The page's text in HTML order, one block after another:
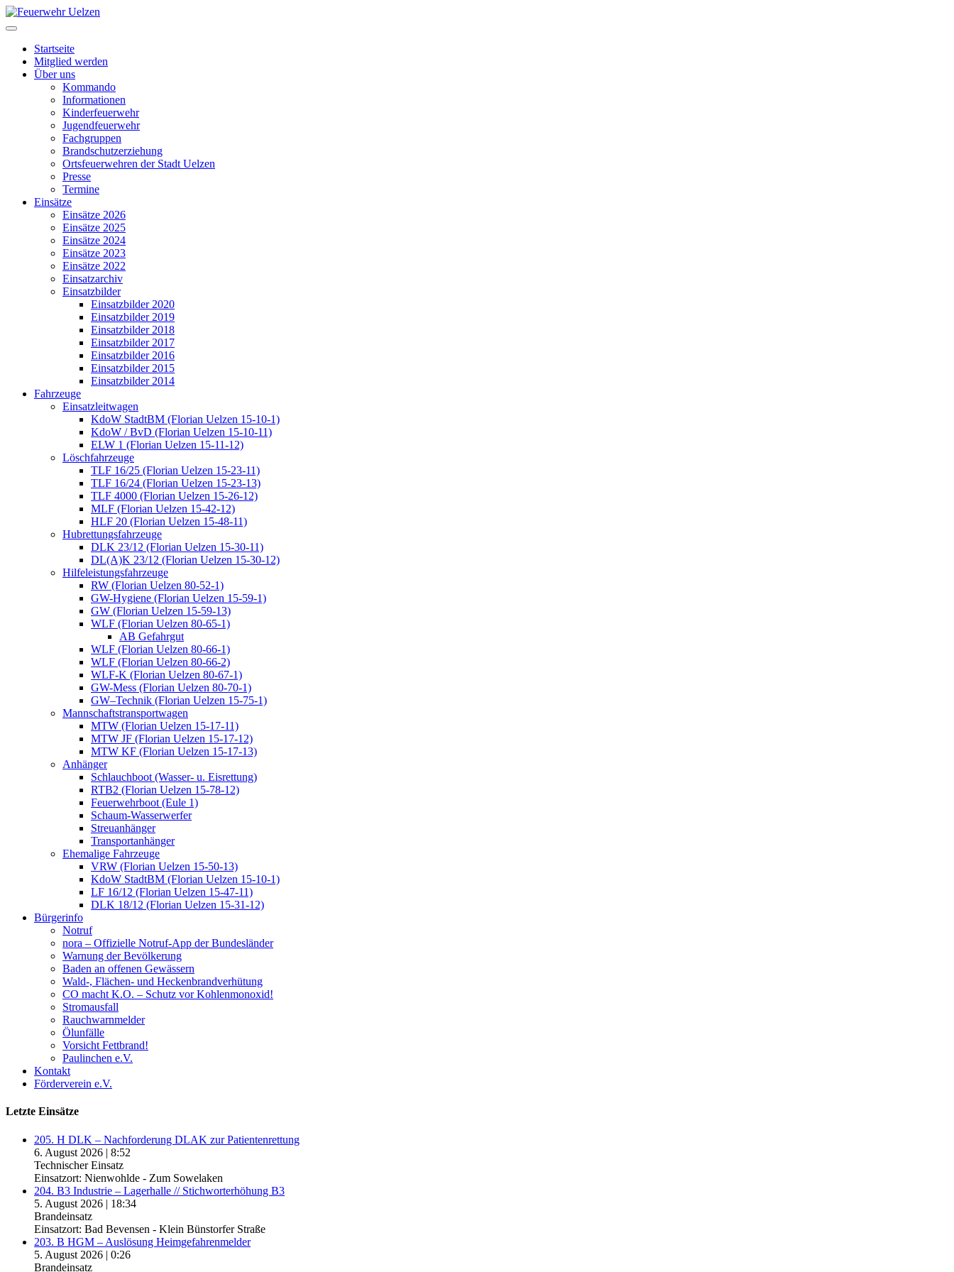
Startseite
Mitglied werden
Über uns
Kommando
Informationen
Kinderfeuerwehr
Jugendfeuerwehr
Fachgruppen
Brandschutzerziehung
Ortsfeuerwehren der Stadt Uelzen
Presse
Termine
Einsätze
Einsätze 2026
Einsätze 2025
Einsätze 2024
Einsätze 2023
Einsätze 2022
Einsatzarchiv
Einsatzbilder
Einsatzbilder 2020
Einsatzbilder 2019
Einsatzbilder 2018
Einsatzbilder 2017
Einsatzbilder 2016
Einsatzbilder 2015
Einsatzbilder 2014
Fahrzeuge
Einsatzleitwagen
KdoW StadtBM (Florian Uelzen 15-10-1)
KdoW / BvD (Florian Uelzen 15-10-11)
ELW 1 (Florian Uelzen 15-11-12)
Löschfahrzeuge
TLF 16/25 (Florian Uelzen 15-23-11)
TLF 16/24 (Florian Uelzen 15-23-13)
TLF 4000 (Florian Uelzen 15-26-12)
MLF (Florian Uelzen 15-42-12)
HLF 20 (Florian Uelzen 15-48-11)
Hubrettungsfahrzeuge
DLK 23/12 (Florian Uelzen 15-30-11)
DL(A)K 23/12 (Florian Uelzen 15-30-12)
Hilfeleistungsfahrzeuge
RW (Florian Uelzen 80-52-1)
GW-Hygiene (Florian Uelzen 15-59-1)
GW (Florian Uelzen 15-59-13)
WLF (Florian Uelzen 80-65-1)
AB Gefahrgut
WLF (Florian Uelzen 80-66-1)
WLF (Florian Uelzen 80-66-2)
WLF-K (Florian Uelzen 80-67-1)
GW-Mess (Florian Uelzen 80-70-1)
GW–Technik (Florian Uelzen 15-75-1)
Mannschaftstransportwagen
MTW (Florian Uelzen 15-17-11)
MTW JF (Florian Uelzen 15-17-12)
MTW KF (Florian Uelzen 15-17-13)
Anhänger
Schlauchboot (Wasser- u. Eisrettung)
RTB2 (Florian Uelzen 15-78-12)
Feuerwehrboot (Eule 1)
Schaum-Wasserwerfer
Streuanhänger
Transportanhänger
Ehemalige Fahrzeuge
VRW (Florian Uelzen 15-50-13)
KdoW StadtBM (Florian Uelzen 15-10-1)
LF 16/12 (Florian Uelzen 15-47-11)
DLK 18/12 (Florian Uelzen 15-31-12)
Bürgerinfo
Notruf
nora – Offizielle Notruf-App der Bundesländer
Warnung der Bevölkerung
Baden an offenen Gewässern
Wald-, Flächen- und Heckenbrandverhütung
CO macht K.O. – Schutz vor Kohlenmonoxid!
Stromausfall
Rauchwarnmelder
Ölunfälle
Vorsicht Fettbrand!
Paulinchen e.V.
Kontakt
Förderverein e.V.
Letzte Einsätze
205. H DLK – Nachforderung DLAK zur Patientenrettung
6. August 2026 | 8:52
Technischer Einsatz
Einsatzort: Nienwohlde - Zum Sowelaken
204. B3 Industrie – Lagerhalle // Stichworterhöhung B3
5. August 2026 | 18:34
Brandeinsatz
Einsatzort: Bad Bevensen - Klein Bünstorfer Straße
203. B HGM – Auslösung Heimgefahrenmelder
5. August 2026 | 0:26
Brandeinsatz